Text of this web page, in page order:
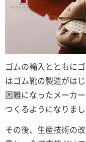
ゴムの輸入とともに
はゴム靴の製造がは
困難になったメーカ
つくるようになりまし
その後、生産技術の